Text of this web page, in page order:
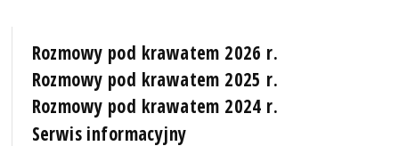
Rozmowy pod krawatem 2026 r.
Rozmowy pod krawatem 2025 r.
Rozmowy pod krawatem 2024 r.
Serwis informacyjny